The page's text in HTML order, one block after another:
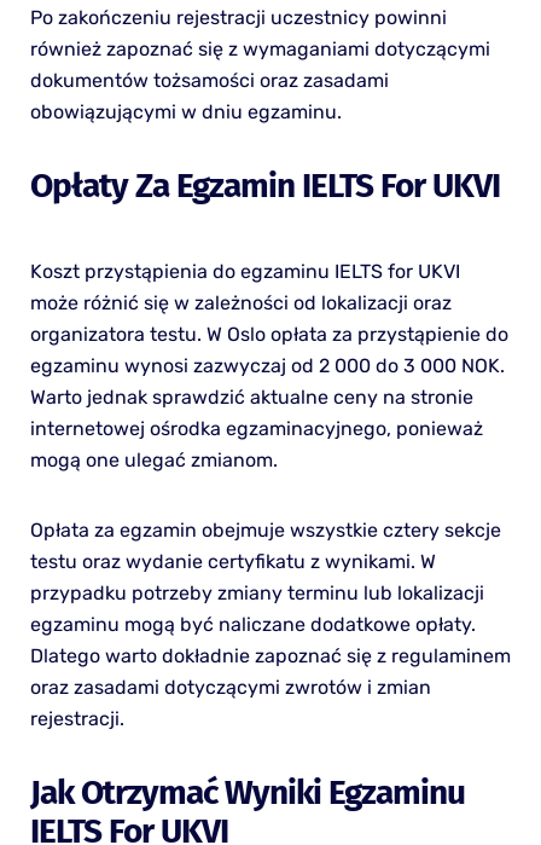
Po zakończeniu rejestracji uczestnicy powinni
również zapoznać się z wymaganiami dotyczącymi
dokumentów tożsamości oraz zasadami
obowiązującymi w dniu egzaminu.
Opłaty Za Egzamin IELTS For UKVI
Koszt przystąpienia do egzaminu IELTS for UKVI
może różnić się w zależności od lokalizacji oraz
organizatora testu. W Oslo opłata za przystąpienie do
egzaminu wynosi zazwyczaj od 2 000 do 3 000 NOK.
Warto jednak sprawdzić aktualne ceny na stronie
internetowej ośrodka egzaminacyjnego, ponieważ
mogą one ulegać zmianom.
Opłata za egzamin obejmuje wszystkie cztery sekcje
testu oraz wydanie certyfikatu z wynikami. W
przypadku potrzeby zmiany terminu lub lokalizacji
egzaminu mogą być naliczane dodatkowe opłaty.
Dlatego warto dokładnie zapoznać się z regulaminem
oraz zasadami dotyczącymi zwrotów i zmian
rejestracji.
Jak Otrzymać Wyniki Egzaminu
IELTS For UKVI